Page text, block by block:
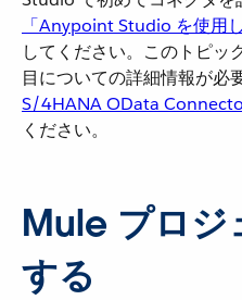
「Anypoint Studio を使用
してください。このトピッ
目についての詳細情報が必
S/4HANA OData
ください。
Mule プロジ
する